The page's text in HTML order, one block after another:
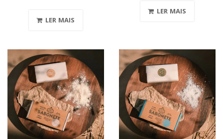
LER MAIS
LER MAIS